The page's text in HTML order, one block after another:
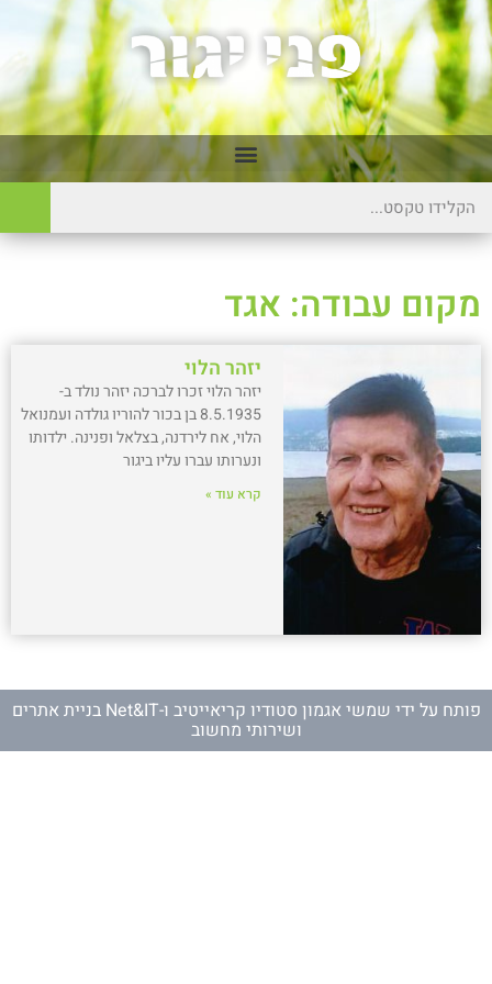
מקום עבודה: אגד
יזהר הלוי
יזהר הלוי זכרו לברכה יזהר נולד ב-
8.5.1935 בן בכור להוריו גולדה ועמנואל
הלוי, אח לירדנה, בצלאל ופנינה. ילדותו
ונערותו עברו עליו ביגור
קרא עוד »
פותח על ידי שמשי אגמון סטודיו קריאייטיב ו- Net&IT בניית אתרים
ושירותי מחשוב